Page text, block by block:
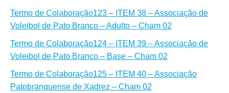
Termo de Colaboração123 – ITEM 38 – Associação de
Voleibol de Pato Branco – Adulto – Cham 02
Termo de Colaboração124 – ITEM 39 – Associação de
Voleibol de Pato Branco – Base – Cham 02
Termo de Colaboração125 – ITEM 40 – Associação
Patobranquense de Xadrez – Cham 02